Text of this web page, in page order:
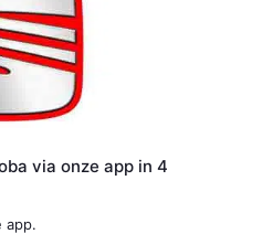
via onze app in 4
app.